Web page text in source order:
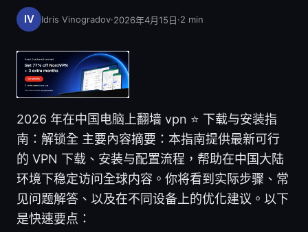
Idris Vinogradov·2026年4月15日·2 min
2026 年在中国电脑上翻墙 vpn ⭐ 下载与安装指
南：解锁全 主要內容摘要：本指南提供最新可行
的 VPN 下载、安装与配置流程，帮助在中国大陆
环境下稳定访问全球内容。你将看到实际步骤、常
见问题解答、以及在不同设备上的优化建议。以下
是快速要点：